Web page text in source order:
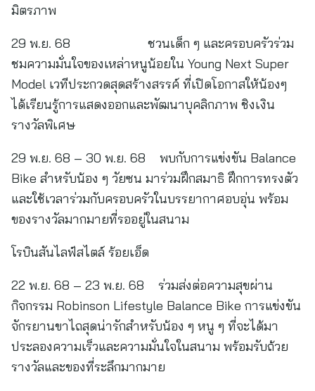
มิตรภาพ
29 พ.ย. 68 ชวนเด็ก ๆ และครอบครัวร่วม
ชมความมั่นใจของเหล่าหนูน้อยใน Young Next Super
Model เวทีประกวดสุดสร้างสรรค์ ที่เปิดโอกาสให้น้องๆ
ได้เรียนรู้การแสดงออกและพัฒนาบุคลิกภาพ ชิงเงิน
รางวัลพิเศษ
29 พ.ย. 68 – 30 พ.ย. 68 พบกับการแข่งขัน Balance
Bike สำหรับน้อง ๆ วัยซน มาร่วมฝึกสมาธิ ฝึกการทรงตัว
และใช้เวลาร่วมกับครอบครัวในบรรยากาศอบอุ่น พร้อม
ของรางวัลมากมายที่รออยู่ในสนาม
โรบินสันไลฟ์สไตล์ ร้อยเอ็ด
22 พ.ย. 68 – 23 พ.ย. 68 ร่วมส่งต่อความสุขผ่าน
กิจกรรม Robinson Lifestyle Balance Bike การแข่งขัน
จักรยานขาไถสุดน่ารักสำหรับน้อง ๆ หนู ๆ ที่จะได้มา
ประลองความเร็วและความมั่นใจในสนาม พร้อมรับถ้วย
รางวัลและของที่ระลึกมากมาย